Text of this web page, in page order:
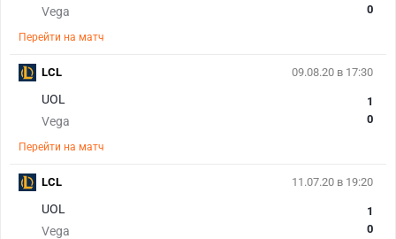
Vega
0
Перейти на матч
09.08.20 в 17:30
UOL
Vega
1
0
Перейти на матч
LCL
11.07.20 в 19:20
UOL
Vega
1
0
LCL